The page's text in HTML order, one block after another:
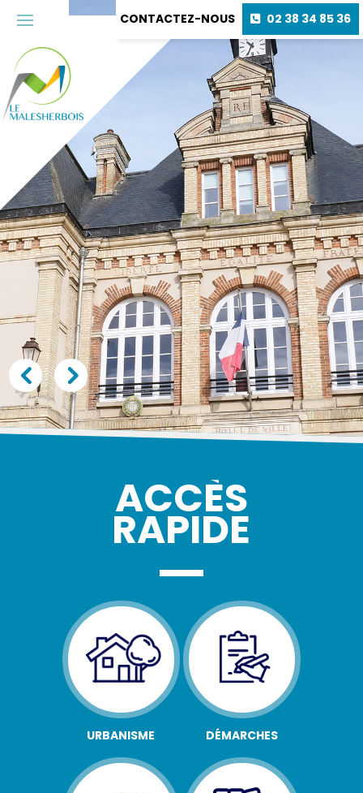
CONTACTEZ-NOUS 02 38 34 85 36
ACCÈS
RAPIDE
URBANISME DÉMARCHES